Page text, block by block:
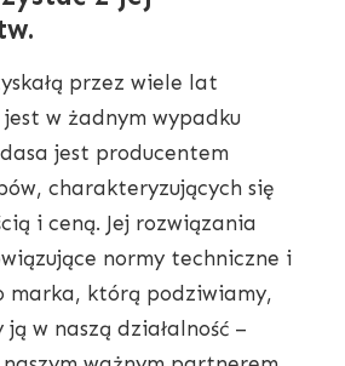
przez wiele lat
w żadnym wypadku
jest producentem
charakteryzujących się
i ceną. Jej rozwiązania
normy techniczne i
marka, którą podziwiamy,
ją w naszą działalność –